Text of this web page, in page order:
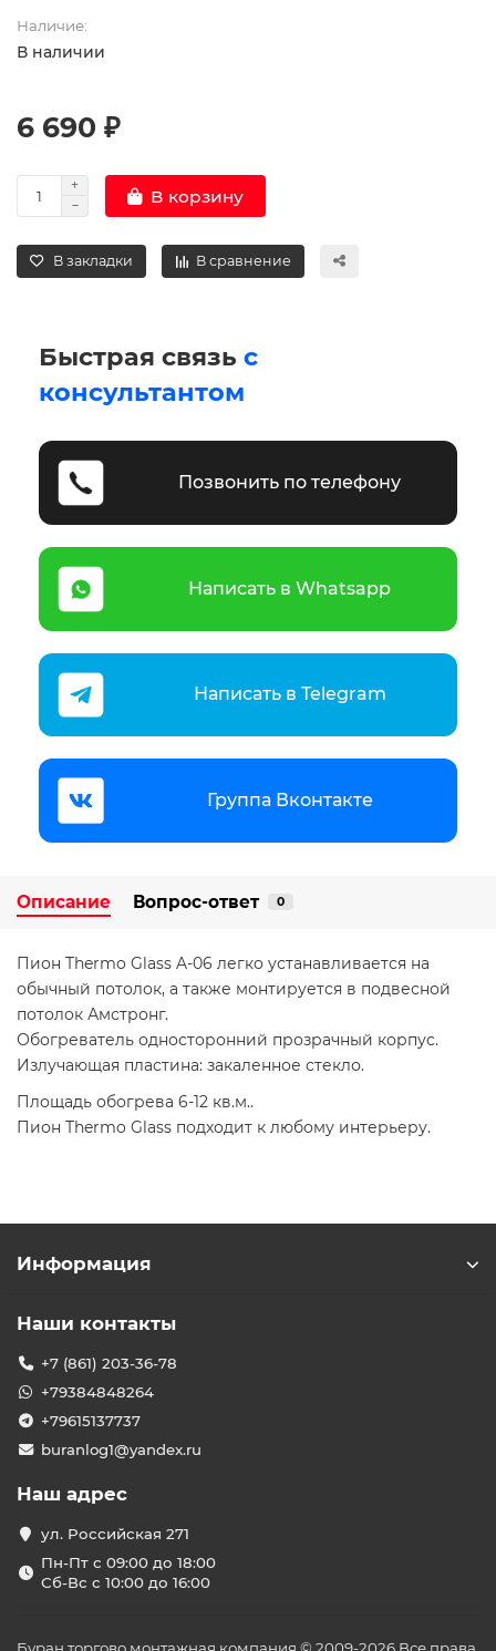
Наличие:
В наличии
6 690 ₽
В корзину
В закладки В сравнение
Быстрая связь с
консультантом
Позвонить по телефону
Написать в Whatsapp
Написать в Telegram
Группа Вконтакте
Описание Вопрос-ответ 0
Пион Thermo Glass A-06 легко устанавливается на
обычный потолок, а также монтируется в подвесной
потолок Амстронг.
Обогреватель односторонний прозрачный корпус.
Излучающая пластина: закаленное стекло.
Площадь обогрева 6-12 кв.м..
Пион Thermo Glass подходит к любому интерьеру.
Информация
Наши контакты
+7 (861) 203-36-78
+79384848264
+79615137737
buranlog1@yandex.ru
Наш адрес
ул. Российская 271
Пн-Пт с 09:00 до 18:00
Сб-Вс с 10:00 до 16:00